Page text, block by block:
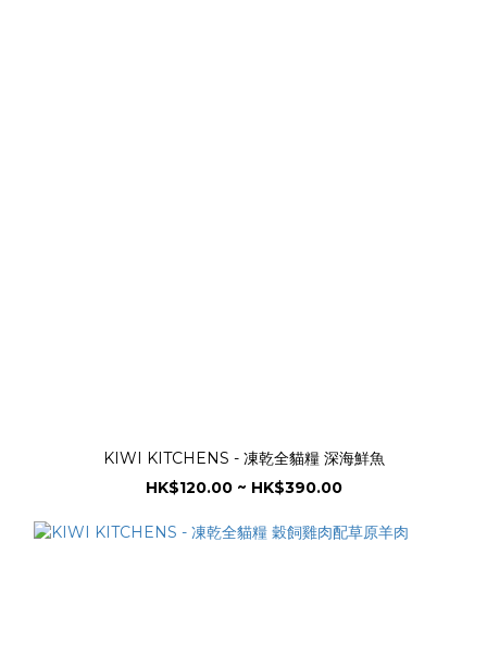
KIWI KITCHENS - 凍乾全貓糧 深海鮮魚
HK$120.00 ~ HK$390.00